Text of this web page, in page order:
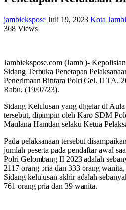
jambiekspose Juli 19, 2023 Kota Jambi
368 Views
Jambiekspose.com (Jambi)-
Sidang Terbuka Penetapan
Penerimaan Bintara Polri Gel. II TA.
Rabu, (19/07/23).
Sidang Kelulusan yang digelar di
tersebut, dipimpin oleh Karo SDM
Maulana Hamdan selaku Ketua
Pada pelaksanaan tersebut
jumlah peserta pada pendaftar awal
Polri Gelombang II 2023 adalah
2117 orang pria dan 333 orang
Sidang kelulusan akhir adalah
761 orang pria dan 39 wanita.